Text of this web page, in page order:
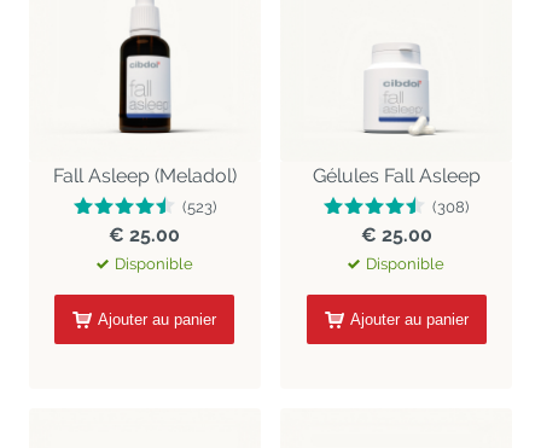
Fall Asleep (Meladol)
(523)
€ 25.00
Disponible
Ajouter au panier
Gélules Fall Asleep
(308)
€ 25.00
Disponible
Ajouter au panier